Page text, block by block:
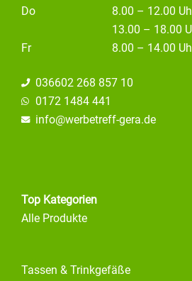
Do
8.00 – 12.00
13.00 – 18.00
Fr
8.00 – 14.00
036602 268 857 10
0172 1484 441
info@werbetreff-gera.de
Top Kategorien
Alle Produkte
Tassen & Trinkgefäße